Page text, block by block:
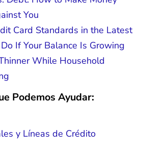
You
Card Standards in the Latest
If Your Balance Is Growing
While Household
Podemos Ayudar:
y Líneas de Crédito